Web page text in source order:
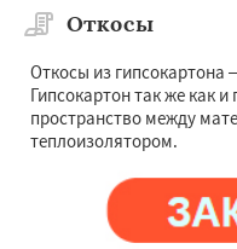
Откосы
Откосы из гипсокартона
Гипсокартон так же как
пространство между
теплоизолятором.